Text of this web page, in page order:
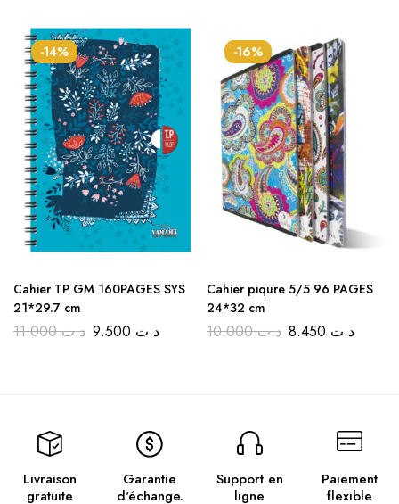
-14%
Cahier TP GM 160PAGES SYS
21*29.7 cm
د.ت11.000 د.ت
-16%
Cahier piqure 5/5 96 PAGES
24*32 cm
د.ت10.000 د.ت
Livraison
gratuite
Garantie
d'échange.
Support en
ligne
Paiement
flexible